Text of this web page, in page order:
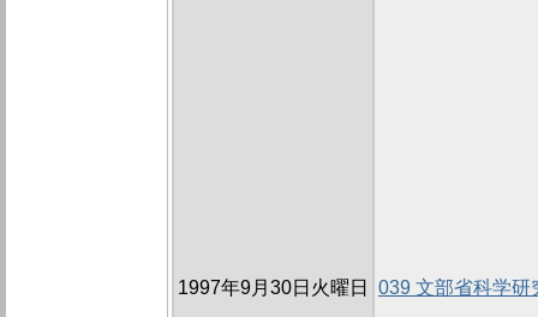
1997年9月30日火曜日 039 文部省科学研